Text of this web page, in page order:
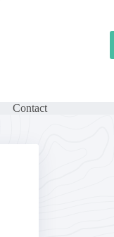
Contact